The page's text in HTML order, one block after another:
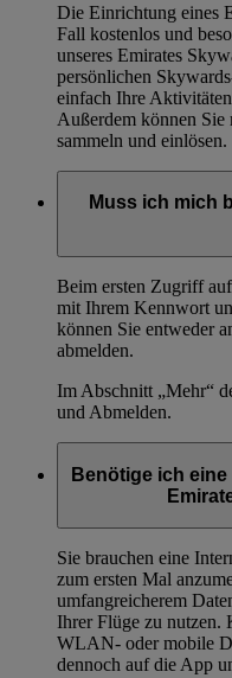
Die Einrichtung eines
Fall kostenlos und
unseres Emirates
persönlichen
einfach Ihre
Außerdem können
sammeln und einlösen.
Muss ich mich
Beim ersten Zugriff
mit Ihrem Kennwort
können Sie entweder
abmelden.
Im Abschnitt „Mehr“
und Abmelden.
Benötige ich
Sie brauchen eine
zum ersten Mal
umfangreicherem
Ihrer Flüge zu nutzen.
WLAN- oder mobile
dennoch auf die App